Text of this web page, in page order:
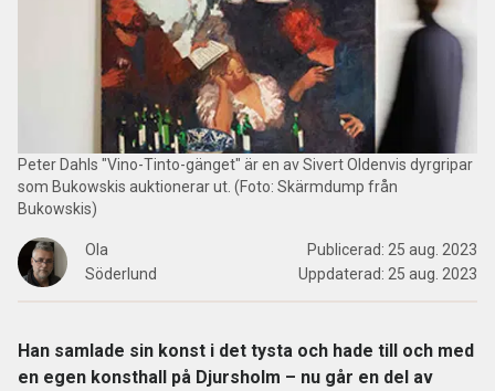
Peter Dahls "Vino-Tinto-gänget" är en av Sivert Oldenvis dyrgripar
som Bukowskis auktionerar ut. (Foto: Skärmdump från
Bukowskis)
Ola
Söderlund
Publicerad: 25 aug. 2023
Uppdaterad: 25 aug. 2023
Han samlade sin konst i det tysta och hade till och med
en egen konsthall på Djursholm – nu går en del av